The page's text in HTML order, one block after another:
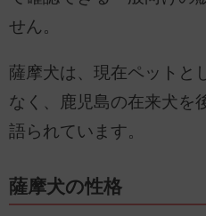
せん。
薩摩犬は、現在ペットと
なく、鹿児島の在来犬を
語られています。
薩摩犬の性格